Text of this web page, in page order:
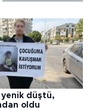
yenik düştü,
oldu